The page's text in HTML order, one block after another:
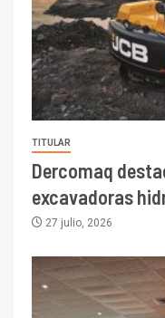
TITULAR
Dercomaq
excavadoras
27 julio, 2026